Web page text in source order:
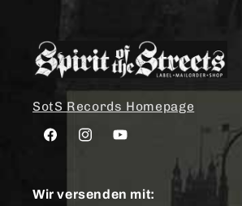
SotS Records Homepage
FacebookInstagramYouTube
Wir versenden mit: